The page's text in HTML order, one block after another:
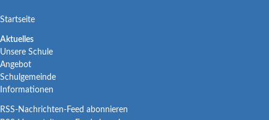
Navigation
Startseite
Navigation
überspringen
Aktuelles
Unsere Schule
Angebot
Schulgemeinde
Informationen
RSS-Nachrichten-Feed abonnieren